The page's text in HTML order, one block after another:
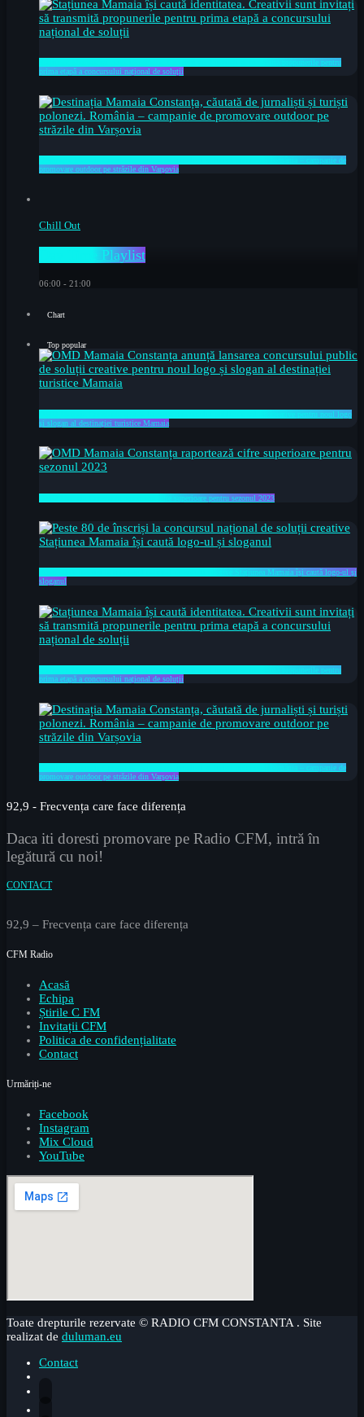
Stațiunea Mamaia își caută identitatea. Creativii sunt invitați să transmită propunerile pentru
prima etapă a concursului național de soluții
Destinația Mamaia Constanța, căutată de jurnaliști și turiști polonezi. România – campanie de
promovare outdoor pe străzile din Varșovia
Chill Out
Day Time Playlist
06:00 - 21:00
Chart
Top popular
OMD Mamaia Constanța anunță lansarea concursului public de soluții creative pentru noul logo
și slogan al destinației turistice Mamaia
OMD Mamaia Constanța raportează cifre superioare pentru sezonul 2023
Peste 80 de înscriși la concursul național de soluții creative Stațiunea Mamaia își caută logo-ul și
sloganul
Stațiunea Mamaia își caută identitatea. Creativii sunt invitați să transmită propunerile pentru
prima etapă a concursului național de soluții
Destinația Mamaia Constanța, căutată de jurnaliști și turiști polonezi. România – campanie de
promovare outdoor pe străzile din Varșovia
92,9 - Frecvența care face diferența
Daca iti doresti promovare pe Radio CFM, intră în
legătură cu noi!
CONTACT
92,9 – Frecvența care face diferența
CFM Radio
Acasă
Echipa
Știrile C FM
Invitații CFM
Politica de confidențialitate
Contact
Urmăriți-ne
Facebook
Instagram
Mix Cloud
YouTube
Toate drepturile rezervate © RADIO CFM CONSTANTA . Site
realizat de duluman.eu
Contact